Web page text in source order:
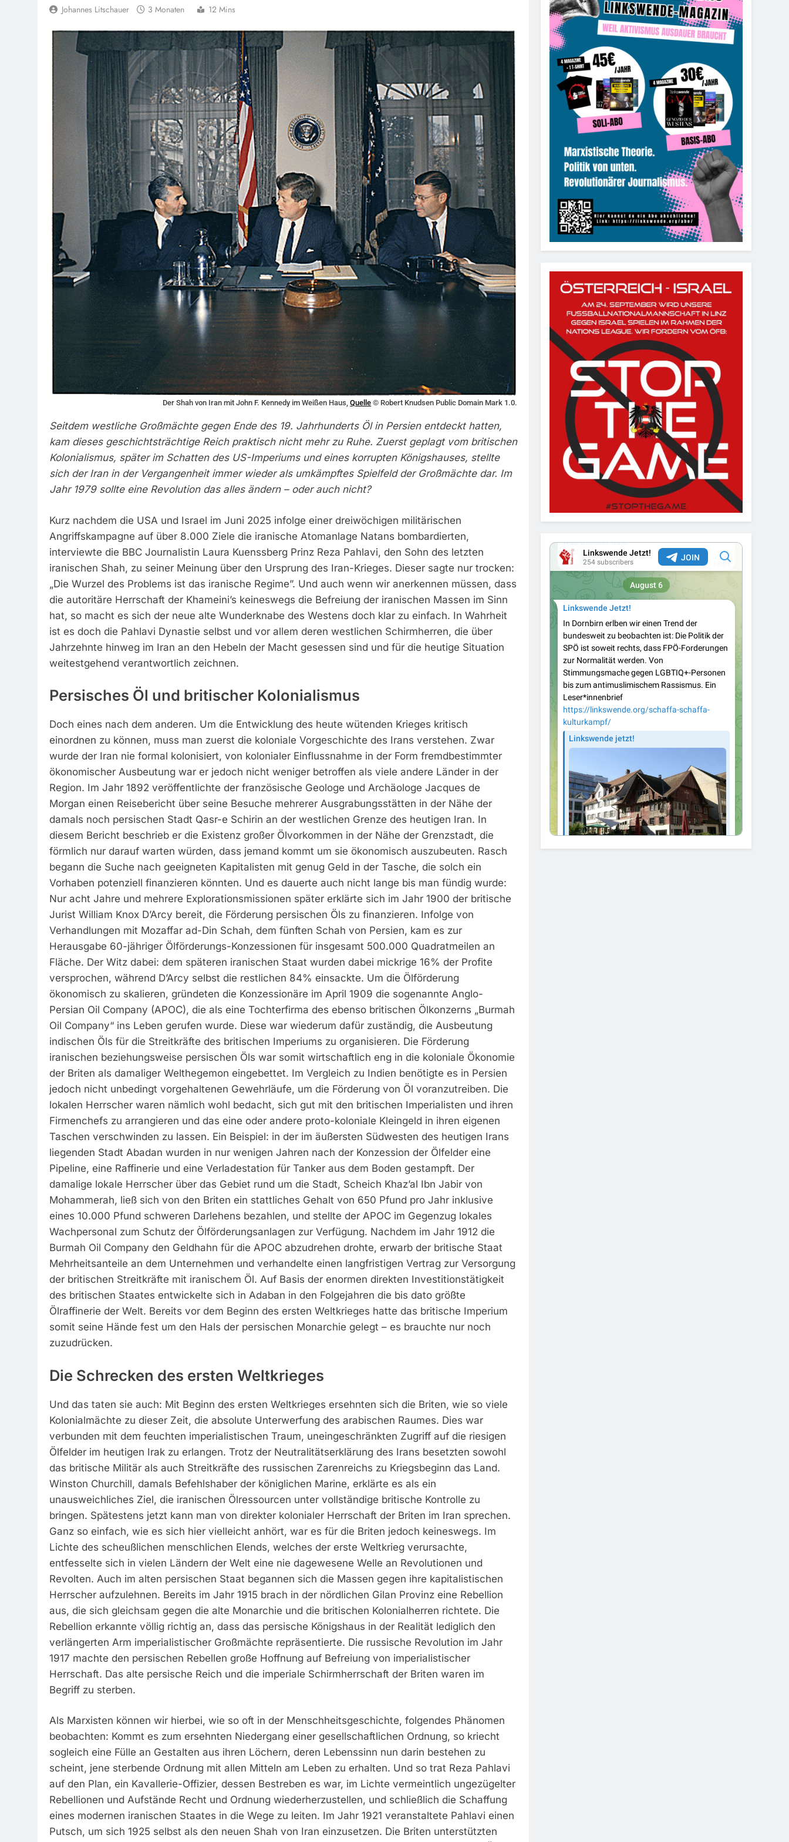
Johannes Litschauer 3 Monaten 12 Mins
Der Shah von Iran mit John F. Kennedy im Weißen Haus,Quelle © Robert Knudsen Public Domain Mark 1.0.
Seitdem westliche Großmächte gegen Ende des 19. Jahrhunderts Öl in Persien entdeckt hatten,
kam dieses geschichtsträchtige Reich praktisch nicht mehr zu Ruhe. Zuerst geplagt vom britischen
Kolonialismus, später im Schatten des US-Imperiums und eines korrupten Königshauses, stellte
sich der Iran in der Vergangenheit immer wieder als umkämpftes Spielfeld der Großmächte dar. Im
Jahr 1979 sollte eine Revolution das alles ändern – oder auch nicht?
Kurz nachdem die USA und Israel im Juni 2025 infolge einer dreiwöchigen militärischen
Angriffskampagne auf über 8.000 Ziele die iranische Atomanlage Natans bombardierten,
interviewte die BBC Journalistin Laura Kuenssberg Prinz Reza Pahlavi, den Sohn des letzten
iranischen Shah, zu seiner Meinung über den Ursprung des Iran-Krieges. Dieser sagte nur trocken:
„Die Wurzel des Problems ist das iranische Regime”. Und auch wenn wir anerkennen müssen, dass
die autoritäre Herrschaft der Khameini’s keineswegs die Befreiung der iranischen Massen im Sinn
hat, so macht es sich der neue alte Wunderknabe des Westens doch klar zu einfach. In Wahrheit
ist es doch die Pahlavi Dynastie selbst und vor allem deren westlichen Schirmherren, die über
Jahrzehnte hinweg im Iran an den Hebeln der Macht gesessen sind und für die heutige Situation
weitestgehend verantwortlich zeichnen.
Persisches Öl und britischer Kolonialismus
Doch eines nach dem anderen. Um die Entwicklung des heute wütenden Krieges kritisch
einordnen zu können, muss man zuerst die koloniale Vorgeschichte des Irans verstehen. Zwar
wurde der Iran nie formal kolonisiert, von kolonialer Einflussnahme in der Form fremdbestimmter
ökonomischer Ausbeutung war er jedoch nicht weniger betroffen als viele andere Länder in der
Region. Im Jahr 1892 veröffentlichte der französische Geologe und Archäologe Jacques de
Morgan einen Reisebericht über seine Besuche mehrerer Ausgrabungsstätten in der Nähe der
damals noch persischen Stadt Qasr-e Schirin an der westlichen Grenze des heutigen Iran. In
diesem Bericht beschrieb er die Existenz großer Ölvorkommen in der Nähe der Grenzstadt, die
förmlich nur darauf warten würden, dass jemand kommt um sie ökonomisch auszubeuten. Rasch
begann die Suche nach geeigneten Kapitalisten mit genug Geld in der Tasche, die solch ein
Vorhaben potenziell finanzieren könnten. Und es dauerte auch nicht lange bis man fündig wurde:
Nur acht Jahre und mehrere Explorationsmissionen später erklärte sich im Jahr 1900 der britische
Jurist William Knox D’Arcy bereit, die Förderung persischen Öls zu finanzieren. Infolge von
Verhandlungen mit Mozaffar ad-Din Schah, dem fünften Schah von Persien, kam es zur
Herausgabe 60-jähriger Ölförderungs-Konzessionen für insgesamt 500.000 Quadratmeilen an
Fläche. Der Witz dabei: dem späteren iranischen Staat wurden dabei mickrige 16% der Profite
versprochen, während D’Arcy selbst die restlichen 84% einsackte. Um die Ölförderung
ökonomisch zu skalieren, gründeten die Konzessionäre im April 1909 die sogenannte Anglo-
Persian Oil Company (APOC), die als eine Tochterfirma des ebenso britischen Ölkonzerns „Burmah
Oil Company“ ins Leben gerufen wurde. Diese war wiederum dafür zuständig, die Ausbeutung
indischen Öls für die Streitkräfte des britischen Imperiums zu organisieren. Die Förderung
iranischen beziehungsweise persischen Öls war somit wirtschaftlich eng in die koloniale Ökonomie
der Briten als damaliger Welthegemon eingebettet. Im Vergleich zu Indien benötigte es in Persien
jedoch nicht unbedingt vorgehaltenen Gewehrläufe, um die Förderung von Öl voranzutreiben. Die
lokalen Herrscher waren nämlich wohl bedacht, sich gut mit den britischen Imperialisten und ihren
Firmenchefs zu arrangieren und das eine oder andere proto-koloniale Kleingeld in ihren eigenen
Taschen verschwinden zu lassen. Ein Beispiel: in der im äußersten Südwesten des heutigen Irans
liegenden Stadt Abadan wurden in nur wenigen Jahren nach der Konzession der Ölfelder eine
Pipeline, eine Raffinerie und eine Verladestation für Tanker aus dem Boden gestampft. Der
damalige lokale Herrscher über das Gebiet rund um die Stadt, Scheich Khaz’al Ibn Jabir von
Mohammerah, ließ sich von den Briten ein stattliches Gehalt von 650 Pfund pro Jahr inklusive
eines 10.000 Pfund schweren Darlehens bezahlen, und stellte der APOC im Gegenzug lokales
Wachpersonal zum Schutz der Ölförderungsanlagen zur Verfügung. Nachdem im Jahr 1912 die
Burmah Oil Company den Geldhahn für die APOC abzudrehen drohte, erwarb der britische Staat
Mehrheitsanteile an dem Unternehmen und verhandelte einen langfristigen Vertrag zur Versorgung
der britischen Streitkräfte mit iranischem Öl. Auf Basis der enormen direkten Investitionstätigkeit
des britischen Staates entwickelte sich in Adaban in den Folgejahren die bis dato größte
Ölraffinerie der Welt. Bereits vor dem Beginn des ersten Weltkrieges hatte das britische Imperium
somit seine Hände fest um den Hals der persischen Monarchie gelegt – es brauchte nur noch
zuzudrücken.
Die Schrecken des ersten Weltkrieges
Und das taten sie auch: Mit Beginn des ersten Weltkrieges ersehnten sich die Briten, wie so viele
Kolonialmächte zu dieser Zeit, die absolute Unterwerfung des arabischen Raumes. Dies war
verbunden mit dem feuchten imperialistischen Traum, uneingeschränkten Zugriff auf die riesigen
Ölfelder im heutigen Irak zu erlangen. Trotz der Neutralitätserklärung des Irans besetzten sowohl
das britische Militär als auch Streitkräfte des russischen Zarenreichs zu Kriegsbeginn das Land.
Winston Churchill, damals Befehlshaber der königlichen Marine, erklärte es als ein
unausweichliches Ziel, die iranischen Ölressourcen unter vollständige britische Kontrolle zu
bringen. Spätestens jetzt kann man von direkter kolonialer Herrschaft der Briten im Iran sprechen.
Ganz so einfach, wie es sich hier vielleicht anhört, war es für die Briten jedoch keineswegs. Im
Lichte des scheußlichen menschlichen Elends, welches der erste Weltkrieg verursachte,
entfesselte sich in vielen Ländern der Welt eine nie dagewesene Welle an Revolutionen und
Revolten. Auch im alten persischen Staat begannen sich die Massen gegen ihre kapitalistischen
Herrscher aufzulehnen. Bereits im Jahr 1915 brach in der nördlichen Gilan Provinz eine Rebellion
aus, die sich gleichsam gegen die alte Monarchie und die britischen Kolonialherren richtete. Die
Rebellion erkannte völlig richtig an, dass das persische Königshaus in der Realität lediglich den
verlängerten Arm imperialistischer Großmächte repräsentierte. Die russische Revolution im Jahr
1917 machte den persischen Rebellen große Hoffnung auf Befreiung von imperialistischer
Herrschaft. Das alte persische Reich und die imperiale Schirmherrschaft der Briten waren im
Begriff zu sterben.
Als Marxisten können wir hierbei, wie so oft in der Menschheitsgeschichte, folgendes Phänomen
beobachten: Kommt es zum ersehnten Niedergang einer gesellschaftlichen Ordnung, so kriecht
sogleich eine Fülle an Gestalten aus ihren Löchern, deren Lebenssinn nun darin bestehen zu
scheint, jene sterbende Ordnung mit allen Mitteln am Leben zu erhalten. Und so trat Reza Pahlavi
auf den Plan, ein Kavallerie-Offizier, dessen Bestreben es war, im Lichte vermeintlich ungezügelter
Rebellionen und Aufstände Recht und Ordnung wiederherzustellen, und schließlich die Schaffung
eines modernen iranischen Staates in die Wege zu leiten. Im Jahr 1921 veranstaltete Pahlavi einen
Putsch, um sich 1925 selbst als den neuen Shah von Iran einzusetzen. Die Briten unterstützten